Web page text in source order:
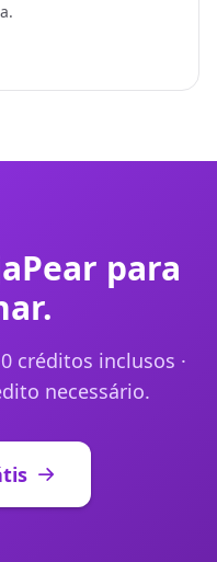
para
créditos inclusos ·
necessário.